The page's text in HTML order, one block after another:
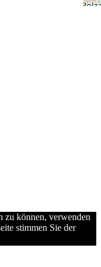
zu können, verwenden
stimmen Sie der